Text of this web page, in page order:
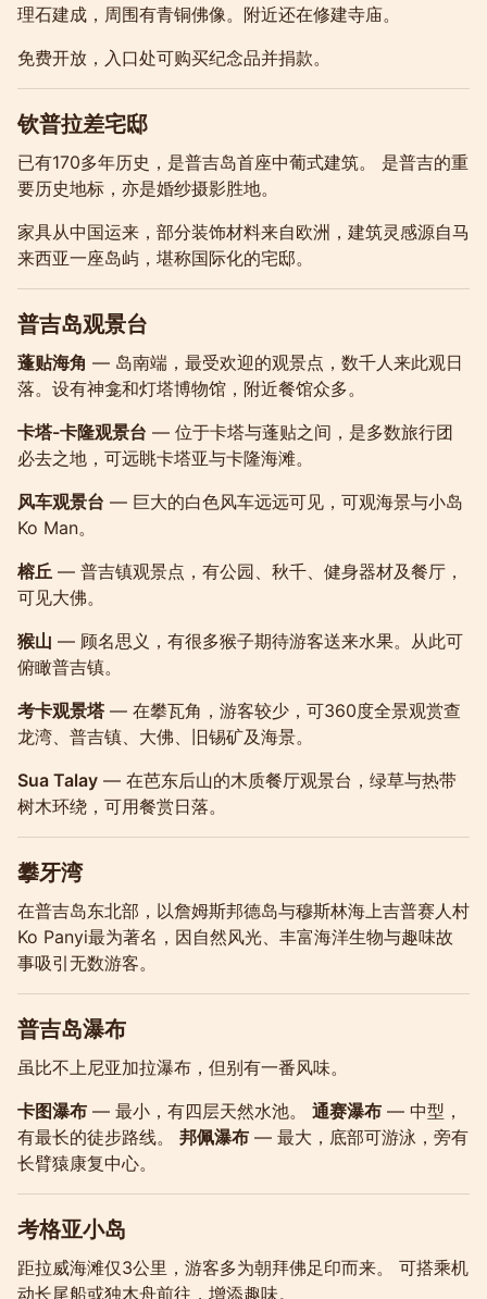
理石建成，周围有青铜佛像。附近还在修建寺庙。
免费开放，入口处可购买纪念品并捐款。
钦普拉差宅邸
已有170多年历史，是普吉岛首座中葡式建筑。 是普吉的重
要历史地标，亦是婚纱摄影胜地。
家具从中国运来，部分装饰材料来自欧洲，建筑灵感源自马
来西亚一座岛屿，堪称国际化的宅邸。
普吉岛观景台
蓬贴海角 — 岛南端，最受欢迎的观景点，数千人来此观日
落。设有神龛和灯塔博物馆，附近餐馆众多。
卡塔-卡隆观景台 — 位于卡塔与蓬贴之间，是多数旅行团
必去之地，可远眺卡塔亚与卡隆海滩。
风车观景台 — 巨大的白色风车远远可见，可观海景与小岛
Ko Man。
榕丘 — 普吉镇观景点，有公园、秋千、健身器材及餐厅，
可见大佛。
猴山 — 顾名思义，有很多猴子期待游客送来水果。从此可
俯瞰普吉镇。
考卡观景塔— 在攀瓦角，游客较少，可360度全景观赏查
龙湾、普吉镇、大佛、旧锡矿及海景。
Sua Talay — 在芭东后山的木质餐厅观景台，绿草与热带
树木环绕，可用餐赏日落。
攀牙湾
在普吉岛东北部，以詹姆斯邦德岛与穆斯林海上吉普赛人村
Ko Panyi最为著名，因自然风光、丰富海洋生物与趣味故
事吸引无数游客。
普吉岛瀑布
虽比不上尼亚加拉瀑布，但别有一番风味。
卡图瀑布 — 最小，有四层天然水池。 通赛瀑布 — 中型，
有最长的徒步路线。 邦佩瀑布 — 最大，底部可游泳，旁有
长臂猿康复中心。
考格亚小岛
距拉威海滩仅3公里，游客多为朝拜佛足印而来。 可搭乘机
动长尾船或独木舟前往，增添趣味。